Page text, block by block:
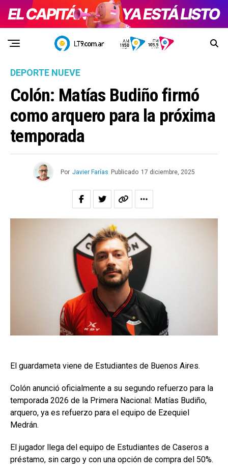
DEPORTE NUEVE
Colón: Matías Budiño firmó
como arquero para la próxima
temporada
Por Javier Farías Publicado 17 diciembre, 2025
El guardameta viene de Estudiantes de Buenos Aires.
Colón anunció oficialmente a su segundo refuerzo para la
temporada 2026 de la Primera Nacional: Matías Budiño,
arquero, ya es refuerzo para el equipo de Ezequiel
Medrán.
El jugador llega del equipo de Estudiantes de Caseros a
préstamo, sin cargo y con una opción de compra del 50%.